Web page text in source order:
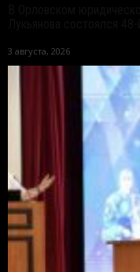
3 августа, 2026